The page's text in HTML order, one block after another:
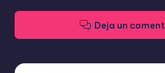
Deja un